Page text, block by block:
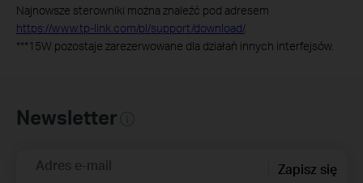
Najnowsze sterowniki można znaleźć pod adresem
https://www.tp-link.com/pl/support/download/.
***15W pozostaje zarezerwowane dla działań innych interfejsów.
Newsletter
Adres e-mail Zapisz się